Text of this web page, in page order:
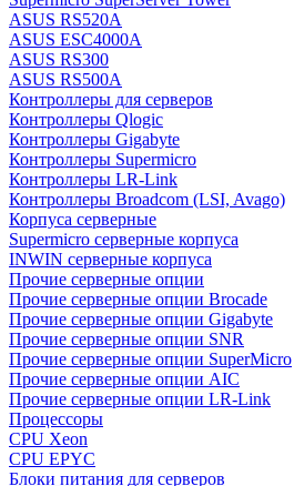
ASUS RS520A
ASUS ESC4000A
ASUS RS300
ASUS RS500A
Контроллеры для серверов
Контроллеры Qlogic
Контроллеры Gigabyte
Контроллеры Supermicro
Контроллеры LR-Link
Контроллеры Broadcom (LSI, Avago)
Корпуса серверные
Supermicro серверные корпуса
INWIN серверные корпуса
Прочие серверные опции
Прочие серверные опции Brocade
Прочие серверные опции Gigabyte
Прочие серверные опции SNR
Прочие серверные опции SuperMicro
Прочие серверные опции AIC
Прочие серверные опции LR-Link
Процессоры
CPU Xeon
CPU EPYC
Блоки питания для серверов